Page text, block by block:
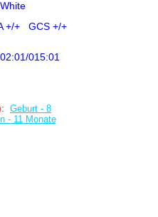
+/+ GCS +/+
015:01
Geburt - 8
- 11 Monate